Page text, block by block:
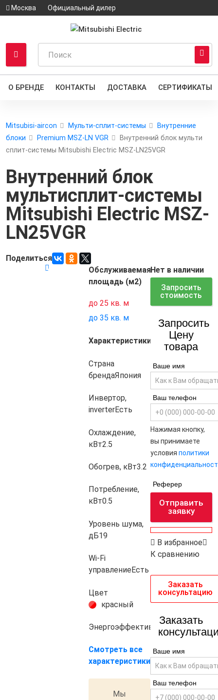
Москва Официальный дилер
О БРЕНДЕ КОНТАКТЫ ДОСТАВКА СЕРТИФИКАТЫ
Mitsubisi-aircon Мульти-сплит-системы
Внутренние
блоки
Premium MSZ-LN VGR
Внутренний блок мульти
сплит-системы Mitsubishi Electric MSZ-LN25VGR
Внутренний блок
мультисплит-системы
Mitsubishi Electric MSZ-
LN25VGR
Поделиться
Код товара:
Нет в наличии
Запросить
стоимость
Запросить
Цену
товара
Ваше имя
Ваш телефон
Нажимая кнопку,
вы принимаете
условия политики
Реферер
Отправить
заявку
В избранное
К сравнению
Заказать
консультацию
Заказать
Ваше имя
Ваш телефон
Обслуживаемая
площадь (м2)
до 25 кв. м
до 35 кв. м
Характеристики
Страна
брендаЯпония
Инвертор,
inverterЕсть
Охлаждение,
кВт2.5
Обогрев, кВт3.2
Потребление,
кВт0.5
Уровень шума,
дБ19
Wi-Fi
управлениеЕсть
Цвет
красный
ЭнергоэффективностьA+++
Смотреть все
характеристики
Мы